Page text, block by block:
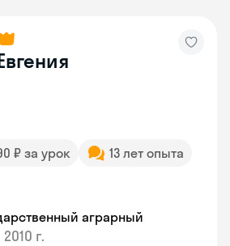
₽ за урок
13 лет опыта
аграрный
2010 г.